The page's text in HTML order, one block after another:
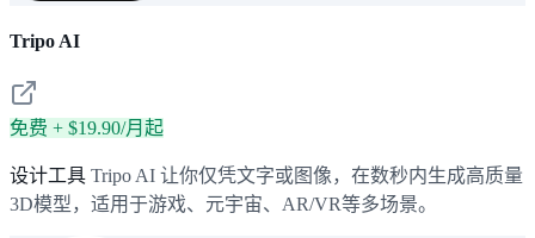
Tripo AI
免费 + $19.90/月起
设计工具 Tripo AI 让你仅凭文字或图像，在数秒内生成高质量
3D模型，适用于游戏、元宇宙、AR/VR等多场景。